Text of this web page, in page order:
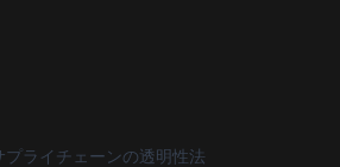
プライチェーンの透明性法